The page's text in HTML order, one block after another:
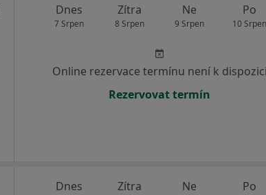
Dnes
7 Srpen
Zítra
8 Srpen
Ne
9 Srpen
Po
10 Srpen
Online rezervace termínu není k dispozici
Rezervovat termín
Dnes Zítra Ne Po